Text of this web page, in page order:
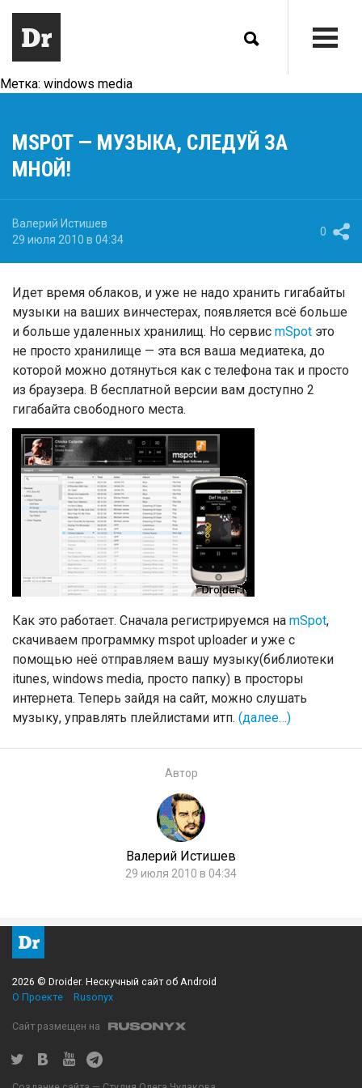
Метка: windows media
MSPOT — МУЗЫКА, СЛЕДУЙ ЗА
МНОЙ!
Валерий Истишев
29 июля 2010 в 04:34
0
Идет время облаков, и уже не надо хранить гигабайты
музыки на ваших винчестерах, появляется всё больше
и больше удаленных хранилищ. Но сервис mSpot это
не просто хранилище — эта вся ваша медиатека, до
которой можно дотянуться как с телефона так и просто
из браузера. В бесплатной версии вам доступно 2
гигабайта свободного места.
Как это работает. Сначала регистрируемся на mSpot,
скачиваем программку mspot uploader и уже с
помощью неё отправляем вашу музыку(библиотеки
itunes, windows media, просто папку) в просторы
интернета. Теперь зайдя на сайт, можно слушать
музыку, управлять плейлистами итп. (далее…)
Автор
Валерий Истишев
29 июля 2010 в 04:34
2026 © Droider. Нескучный сайт об Android
О Проекте
Rusonyx
Сайт размещен на